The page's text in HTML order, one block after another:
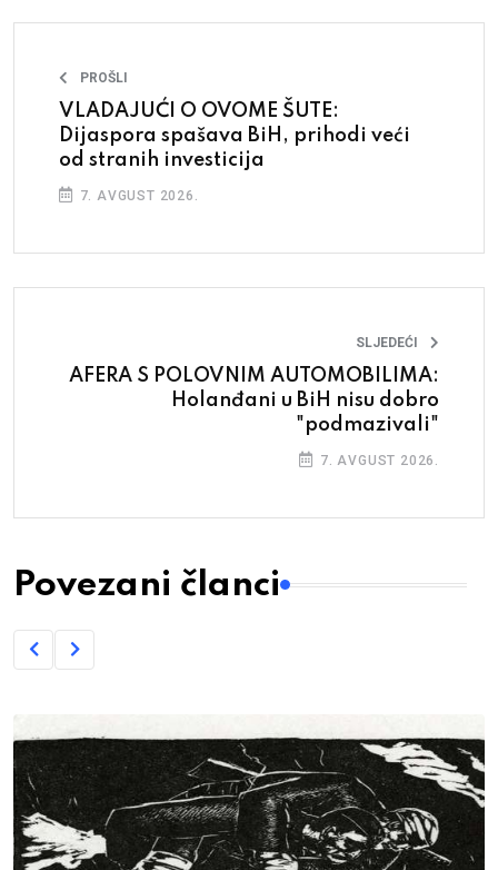
PROŠLI
VLADAJUĆI O OVOME ŠUTE:
Dijaspora spašava BiH, prihodi veći
od stranih investicija
7. AVGUST 2026.
SLJEDEĆI
AFERA S POLOVNIM AUTOMOBILIMA:
Holanđani u BiH nisu dobro
"podmazivali"
7. AVGUST 2026.
Povezani članci